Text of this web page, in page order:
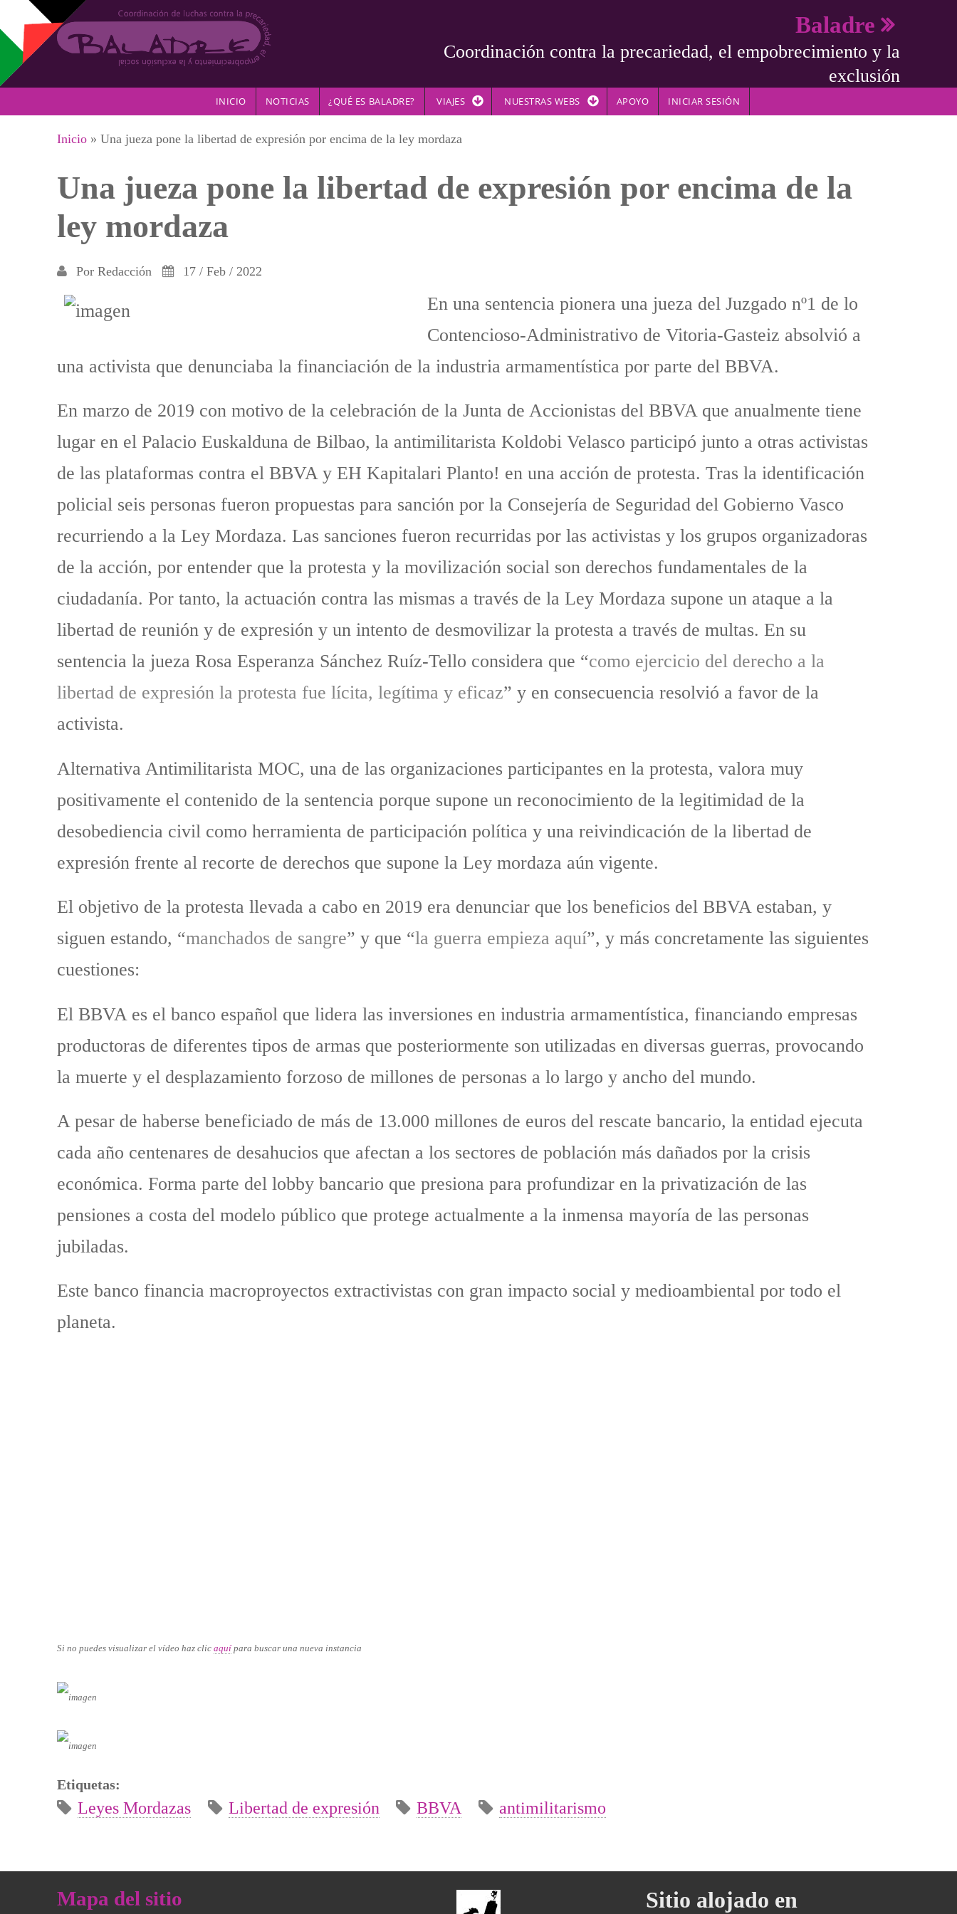
Pasar al contenido principal
Baladre
Coordinación contra la precariedad, el empobrecimiento y la
exclusión
INICIO NOTICIAS ¿QUÉ ES BALADRE? VIAJES NUESTRAS WEBS APOYO INICIAR SESIÓN
Se encuentra usted aquí
Inicio » Una jueza pone la libertad de expresión por encima de la ley mordaza
Una jueza pone la libertad de expresión por encima de la
ley mordaza
Por Redacción 17 / Feb / 2022
En una sentencia pionera una jueza del Juzgado nº1 de lo
Contencioso-Administrativo de Vitoria-Gasteiz absolvió a
una activista que denunciaba la financiación de la industria armamentística por parte del BBVA.
En marzo de 2019 con motivo de la celebración de la Junta de Accionistas del BBVA que anualmente tiene
lugar en el Palacio Euskalduna de Bilbao, la antimilitarista Koldobi Velasco participó junto a otras activistas
de las plataformas contra el BBVA y EH Kapitalari Planto! en una acción de protesta. Tras la identificación
policial seis personas fueron propuestas para sanción por la Consejería de Seguridad del Gobierno Vasco
recurriendo a la Ley Mordaza. Las sanciones fueron recurridas por las activistas y los grupos organizadoras
de la acción, por entender que la protesta y la movilización social son derechos fundamentales de la
ciudadanía. Por tanto, la actuación contra las mismas a través de la Ley Mordaza supone un ataque a la
libertad de reunión y de expresión y un intento de desmovilizar la protesta a través de multas. En su
sentencia la jueza Rosa Esperanza Sánchez Ruíz-Tello considera que “como ejercicio del derecho a la
libertad de expresión la protesta fue lícita, legítima y eficaz” y en consecuencia resolvió a favor de la
activista.
Alternativa Antimilitarista MOC, una de las organizaciones participantes en la protesta, valora muy
positivamente el contenido de la sentencia porque supone un reconocimiento de la legitimidad de la
desobediencia civil como herramienta de participación política y una reivindicación de la libertad de
expresión frente al recorte de derechos que supone la Ley mordaza aún vigente.
El objetivo de la protesta llevada a cabo en 2019 era denunciar que los beneficios del BBVA estaban, y
siguen estando, “manchados de sangre” y que “la guerra empieza aquí”, y más concretamente las siguientes
cuestiones:
El BBVA es el banco español que lidera las inversiones en industria armamentística, financiando empresas
productoras de diferentes tipos de armas que posteriormente son utilizadas en diversas guerras, provocando
la muerte y el desplazamiento forzoso de millones de personas a lo largo y ancho del mundo.
A pesar de haberse beneficiado de más de 13.000 millones de euros del rescate bancario, la entidad ejecuta
cada año centenares de desahucios que afectan a los sectores de población más dañados por la crisis
económica. Forma parte del lobby bancario que presiona para profundizar en la privatización de las
pensiones a costa del modelo público que protege actualmente a la inmensa mayoría de las personas
jubiladas.
Este banco financia macroproyectos extractivistas con gran impacto social y medioambiental por todo el
planeta.
Si no puedes visualizar el vídeo haz clic aquípara buscar una nueva instancia
Etiquetas:
Leyes Mordazas Libertad de expresión BBVA antimilitarismo
Mapa del sitio Sitio alojado en